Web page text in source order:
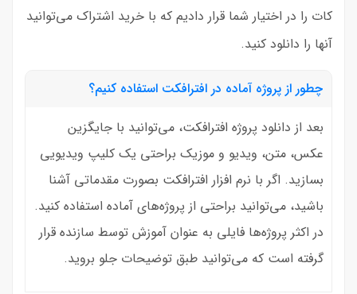
کات را در اختیار شما قرار دادیم که با خرید اشتراک می‌توانید
آنها را دانلود کنید.
چطور از پروژه آماده در افترافکت استفاده کنیم؟
بعد از دانلود پروژه افترافکت، می‌توانید با جایگزین
عکس، متن، ویدیو و موزیک براحتی یک کلیپ ویدیویی
بسازید. اگر با نرم افزار افترافکت بصورت مقدماتی آشنا
باشید، می‌توانید براحتی از پروژه‌های آماده استفاده کنید.
در اکثر پروژه‌ها فایلی به عنوان آموزش توسط سازنده قرار
گرفته است که می‌توانید طبق توضیحات جلو بروید.